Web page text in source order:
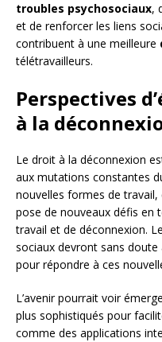
troubles psychosociaux,
et de renforcer les liens
contribuent à une meilleure
télétravailleurs.
Perspectives
à la
Le droit à la déconnexion
aux mutations constantes
nouvelles formes de travail,
pose de nouveaux défis en
travail et de déconnexion.
sociaux devront sans
pour répondre à ces
L’avenir pourrait voir
plus sophistiqués pour
comme des applications